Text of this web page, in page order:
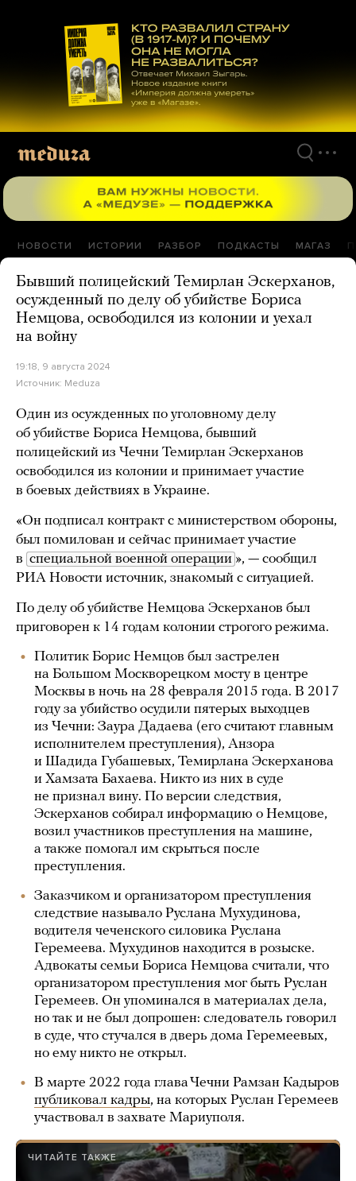
материалам
НОВОСТИ ИСТОРИИ РАЗБОР ПОДКАСТЫ МАГАЗ
Бывший полицейский Темирлан Эскерханов,
осужденный по делу об убийстве Бориса
Немцова, освободился из колонии и уехал
на войну
19:18, 9 августа 2024
Источник: Meduza
Один из осужденных по уголовному делу
об убийстве Бориса Немцова, бывший
полицейский из Чечни Темирлан Эскерханов
освободился из колонии и принимает участие
в боевых действиях в Украине.
«Он подписал контракт с министерством обороны,
был помилован и сейчас принимает участие
в специальной военной операции », — сообщил
РИА Новости источник, знакомый с ситуацией.
По делу об убийстве Немцова Эскерханов был
приговорен к 14 годам колонии строгого режима.
Политик Борис Немцов был застрелен
на Большом Москворецком мосту в центре
Москвы в ночь на 28 февраля 2015 года. В 2017
году за убийство осудили пятерых выходцев
из Чечни: Заура Дадаева (его считают главным
исполнителем преступления), Анзора
и Шадида Губашевых, Темирлана Эскерханова
и Хамзата Бахаева. Никто из них в суде
не признал вину. По версии следствия,
Эскерханов собирал информацию о Немцове,
возил участников преступления на машине,
а также помогал им скрыться после
преступления.
Заказчиком и организатором преступления
следствие называло Руслана Мухудинова,
водителя чеченского силовика Руслана
Геремеева. Мухудинов находится в розыске.
Адвокаты семьи Бориса Немцова считали, что
организатором преступления мог быть Руслан
Геремеев. Он упоминался в материалах дела,
но так и не был допрошен: следователь говорил
в суде, что стучался в дверь дома Геремеевых,
но ему никто не открыл.
В марте 2022 года глава Чечни Рамзан Кадыров
публиковал кадры, на которых Руслан Геремеев
участвовал в захвате Мариуполя.
ЧИТАЙТЕ ТАКЖЕ